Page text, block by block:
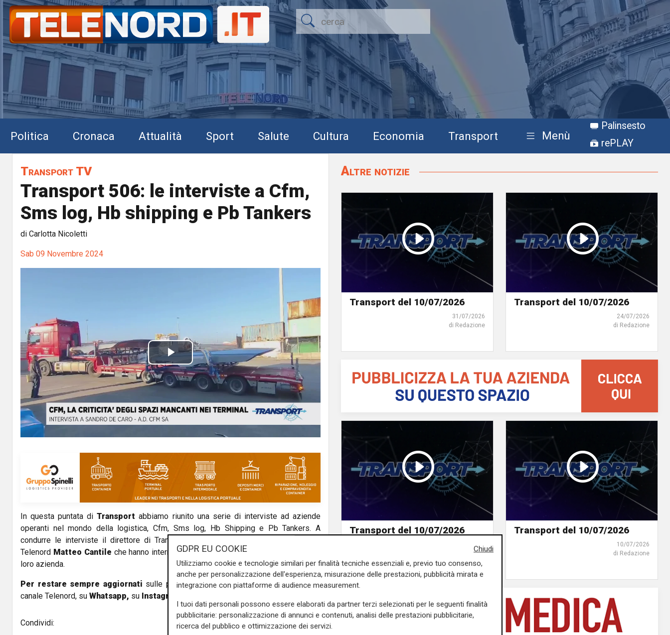
Politica Cronaca Attualità Sport Salute Cultura Economia Transport Menù
Palinsesto
rePLAY
Transport TV
Transport 506: le interviste a Cfm,
Sms log, Hb shipping e Pb Tankers
di Carlotta Nicoletti
Sab 09 Novembre 2024
P
l
a
V
d
e
o
In questa puntata diTransport abbiamo riunito una serie di interviste ad aziende
operanti nel mondo della logistica, Cfm, Sms log, Hb Shipping e Pb Tankers. A
condurre le interviste il direttore di Transport
Telenord Matteo Cantile che hanno interrogato gli ospiti sul ruolo e la mission della
loro azienda.
Per restare sempre aggiornati sulle principali notizie sulla Liguria seguiteci sul
canale Telenord, su Whatsapp, su Instagram
Condividi:
Altre notizie
Transport del 10/07/2026
31/07/2026
di Redazione
Transport del 10/07/2026
24/07/2026
di Redazione
Transport del 10/07/2026
17/07/2026
di Redazione
Transport del 10/07/2026
10/07/2026
di Redazione
Chiudi
GDPR EU COOKIE
Utilizziamo cookie e tecnologie similari per finalità tecniche essenziali e, previo tuo consenso,
anche per personalizzazione dell'esperienza, misurazione delle prestazioni, pubblicità mirata e
integrazione con piattaforme di audience measurement.
I tuoi dati personali possono essere elaborati da partner terzi selezionati per le seguenti finalità
pubblicitarie: personalizzazione di annunci e contenuti, analisi delle prestazioni pubblicitarie,
ricerca del pubblico e ottimizzazione dei servizi.